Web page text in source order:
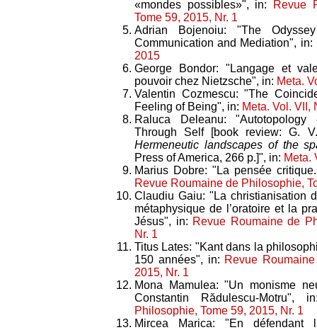
«mondes possibles»", in:
Revue
Tome 59, 2015, Nr. 1
Adrian Bojenoiu: "The
Communication and Mediation", in:
2015
George Bondor: "Langage et
pouvoir chez Nietzsche", in: Meta.
Valentin Cozmescu: "The
Feeling of Being", in: Meta. Vol. VII,
Raluca Deleanu:
Through Self [book review: G.
Hermeneutic landscapes of the
Press of America, 266 p.]", in: Meta.
Marius Dobre: "La pensée
Revue Roumaine de Philosophie,
Claudiu Gaiu: "La christianisation
métaphysique de l’oratoire et la
Jésus", in: Revue Roumaine de
Nr. 1
Titus Lates: "Kant dans la
150 années", in: Revue
2015, Nr. 1
Mona Mamulea: "Un monisme
Constantin Rădulescu-Motru",
Philosophie, Tome 59, 2015, Nr. 1
Mircea Marica: "En défendant